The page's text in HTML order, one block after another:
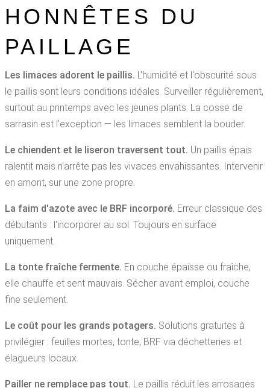
HONNÊTES DU
PAILLAGE
Les limaces adorent le paillis. L'humidité et l'obscurité sous
le paillis sont leurs conditions idéales. Surveiller régulièrement,
surtout au printemps avec les jeunes plants. La cosse de
sarrasin est l'exception — les limaces semblent la bouder.
Le chiendent et le liseron traversent tout. Un paillis épais
ralentit mais n'arrête pas les vivaces envahissantes. Intervenir
en amont, sur une zone propre.
La faim d'azote avec le BRF incorporé. Erreur classique des
débutants : l'incorporer au sol. Toujours en surface
uniquement.
La tonte fraîche fermente. En couche épaisse ou fraîche,
elle chauffe et sent mauvais. Sécher avant emploi, couche
fine seulement.
Le coût pour les grands potagers. Solutions gratuites à
privilégier : feuilles mortes, tonte, BRF via déchetteries et
élagueurs locaux.
Pailler ne remplace pas tout. Le paillis réduit les arrosages